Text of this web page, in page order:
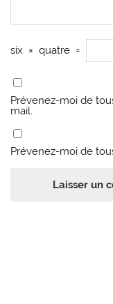
six × quatre =
Prévenez-moi de
mail.
Prévenez-moi de